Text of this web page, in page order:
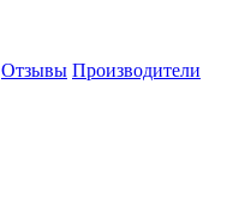
Отзывы Производители